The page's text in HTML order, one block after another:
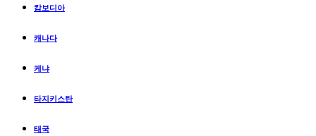
캄보디아
캐나다
케냐
타지키스탄
태국